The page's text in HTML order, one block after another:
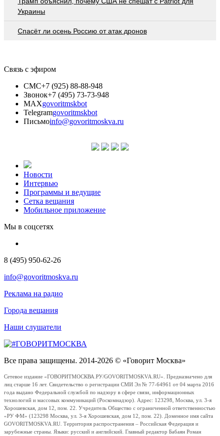
Украины
Спасёт ли осень Россию от атак дронов
Связь с эфиром
СМС+7 (925) 88-88-948
Звонок+7 (495) 73-73-948
MAXgovoritmskbot
Telegramgovoritmskbot
Письмоinfo@govoritmoskva.ru
Новости
Интервью
Программы и ведущие
Сетка вещания
Мобильное приложение
Мы в соцсетях
8 (495) 950-62-26
info@govoritmoskva.ru
Реклама на радио
Города вещания
Наши слушатели
Все права защищены. 2014-2026 © «Говорит Москва»
Сетевое издание «ГОВОРИТМОСКВА.РУ/GOVORITMOSKVA.RU». Предназначено для
лиц старше 16 лет. Свидетельство о регистрации СМИ Эл № 77-64961 от 04 марта 2016
года выдано Федеральной службой по надзору в сфере связи, информационных
технологий и массовых коммуникаций (Роскомнадзор). Адрес: 123298, Москва, ул. 3-я
Хорошевская, дом 12, пом. 22. Учредитель Общество с ограниченной ответственностью
«РУ ФМ» (123298 Москва, ул. 3-я Хорошевская, дом 12, пом. 22). Доменное имя сайта
GOVORITMOSKVA.RU. Территория распространения – Российская Федерация и
зарубежные страны. Языки: русский и английский. Главный редактор Бабаян Роман